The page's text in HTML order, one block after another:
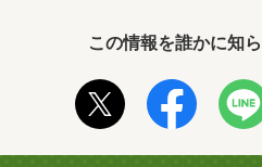
この情報を誰かに知